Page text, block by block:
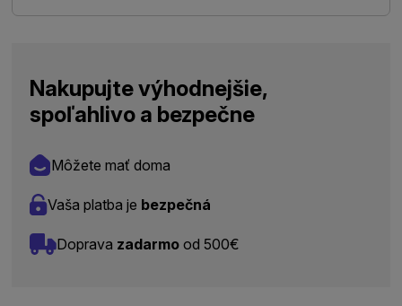
Nakupujte výhodnejšie,
spoľahlivo a bezpečne
Môžete mať doma
Vaša platba je bezpečná
Doprava zadarmo od 500€